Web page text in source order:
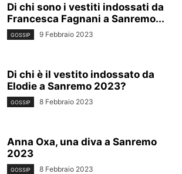
Di chi sono i vestiti indossati da
Francesca Fagnani a Sanremo...
GOSSIP 9 Febbraio 2023
Di chi è il vestito indossato da
Elodie a Sanremo 2023?
GOSSIP 8 Febbraio 2023
Anna Oxa, una diva a Sanremo
2023
GOSSIP 8 Febbraio 2023